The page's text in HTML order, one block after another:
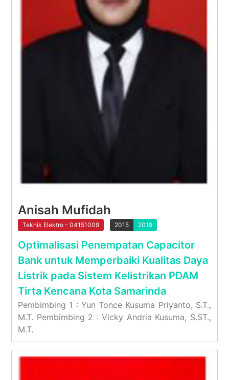
Anisah Mufidah
Teknik Elektro - 04151009 2015 2019
Optimalisasi Penempatan Capacitor
Bank untuk Memperbaiki Kualitas Daya
Listrik pada Sistem Kelistrikan PDAM
Tirta Kencana Kota Samarinda
Pembimbing 1 : Yun Tonce Kusuma Priyanto, S.T.,
M.T. Pembimbing 2 : Vicky Andria Kusuma, S.ST.,
M.T.